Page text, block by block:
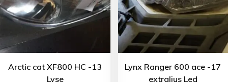
Arctic cat XF800 HC -13
Lyse
Lynx Ranger 600 ace -17
extraljus Led